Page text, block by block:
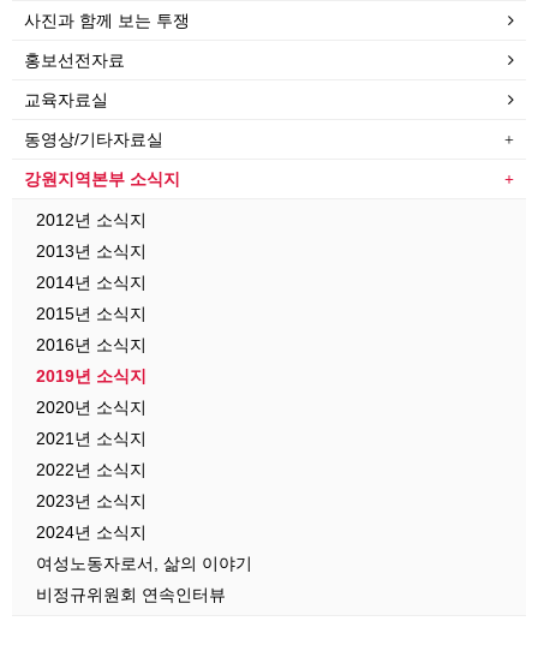
사진과 함께 보는 투쟁
홍보선전자료
교육자료실
동영상/기타자료실
강원지역본부 소식지
2012년 소식지
2013년 소식지
2014년 소식지
2015년 소식지
2016년 소식지
2019년 소식지
2020년 소식지
2021년 소식지
2022년 소식지
2023년 소식지
2024년 소식지
여성노동자로서, 삶의 이야기
비정규위원회 연속인터뷰